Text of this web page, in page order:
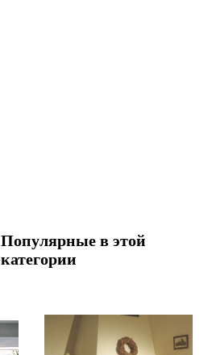
Популярные в этой
категории